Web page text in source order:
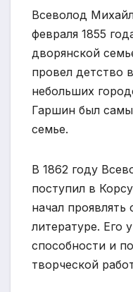
Всеволод
февраля 1855
дворянской
провел детство
небольших
Гаршин был
семье.
В 1862 году
поступил в
начал проявлять
литературе. Его
способности и
творческой